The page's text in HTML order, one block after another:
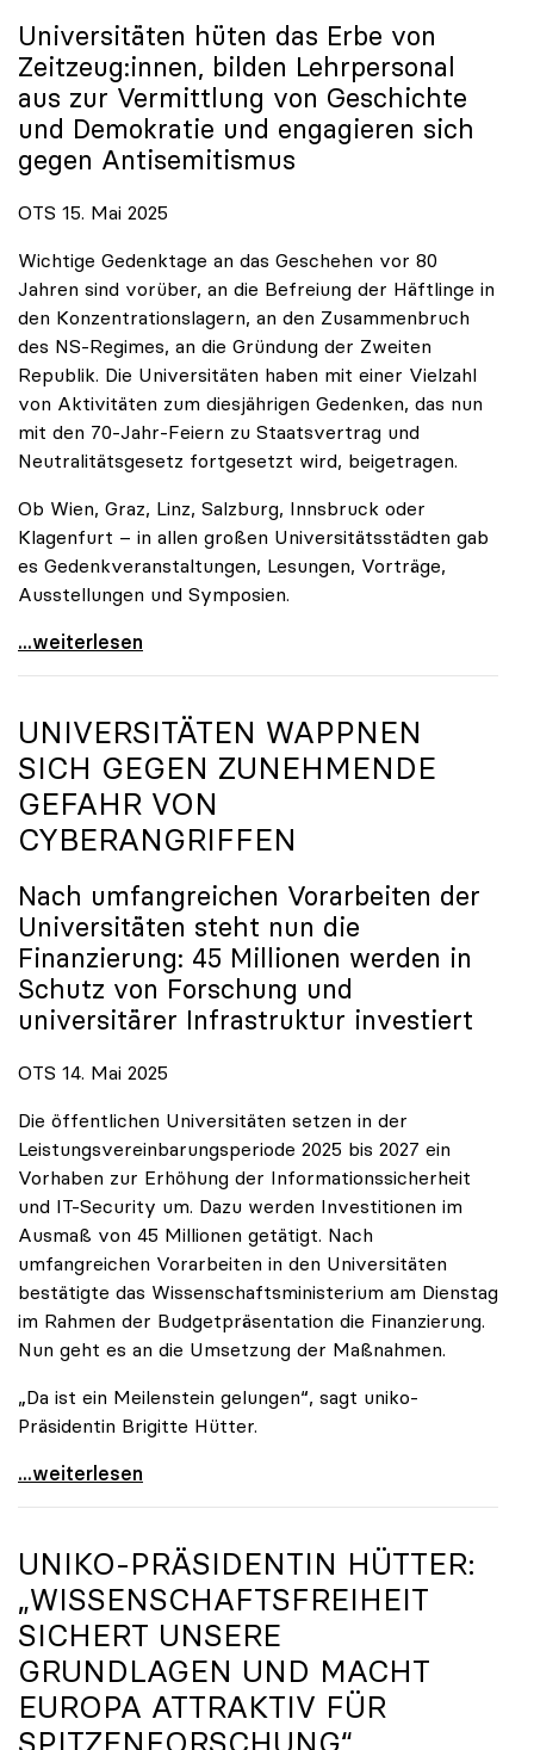
Universitäten hüten das Erbe von
Zeitzeug:innen, bilden Lehrpersonal
aus zur Vermittlung von Geschichte
und Demokratie und engagieren sich
gegen Antisemitismus
OTS 15. Mai 2025
Wichtige Gedenktage an das Geschehen vor 80
Jahren sind vorüber, an die Befreiung der Häftlinge in
den Konzentrationslagern, an den Zusammenbruch
des NS-Regimes, an die Gründung der Zweiten
Republik. Die Universitäten haben mit einer Vielzahl
von Aktivitäten zum diesjährigen Gedenken, das nun
mit den 70-Jahr-Feiern zu Staatsvertrag und
Neutralitätsgesetz fortgesetzt wird, beigetragen.
Ob Wien, Graz, Linz, Salzburg, Innsbruck oder
Klagenfurt – in allen großen Universitätsstädten gab
es Gedenkveranstaltungen, Lesungen, Vorträge,
Ausstellungen und Symposien.
uniko-Präsidentin Brigitte Hütter zu Gedenkjahr:
...weiterlesen
UNIVERSITÄTEN WAPPNEN
SICH GEGEN ZUNEHMENDE
GEFAHR VON
CYBERANGRIFFEN
Nach umfangreichen Vorarbeiten der
Universitäten steht nun die
Finanzierung: 45 Millionen werden in
Schutz von Forschung und
universitärer Infrastruktur investiert
OTS 14. Mai 2025
Die öffentlichen Universitäten setzen in der
Leistungsvereinbarungsperiode 2025 bis 2027 ein
Vorhaben zur Erhöhung der Informationssicherheit
und IT-Security um. Dazu werden Investitionen im
Ausmaß von 45 Millionen getätigt. Nach
umfangreichen Vorarbeiten in den Universitäten
bestätigte das Wissenschaftsministerium am Dienstag
im Rahmen der Budgetpräsentation die Finanzierung.
Nun geht es an die Umsetzung der Maßnahmen.
„Da ist ein Meilenstein gelungen“, sagt uniko-
Präsidentin Brigitte Hütter.
Universitäten wappnen sich gegen zunehmende Gefahr
...weiterlesen
UNIKO-PRÄSIDENTIN HÜTTER:
„WISSENSCHAFTSFREIHEIT
SICHERT UNSERE
GRUNDLAGEN UND MACHT
EUROPA ATTRAKTIV FÜR